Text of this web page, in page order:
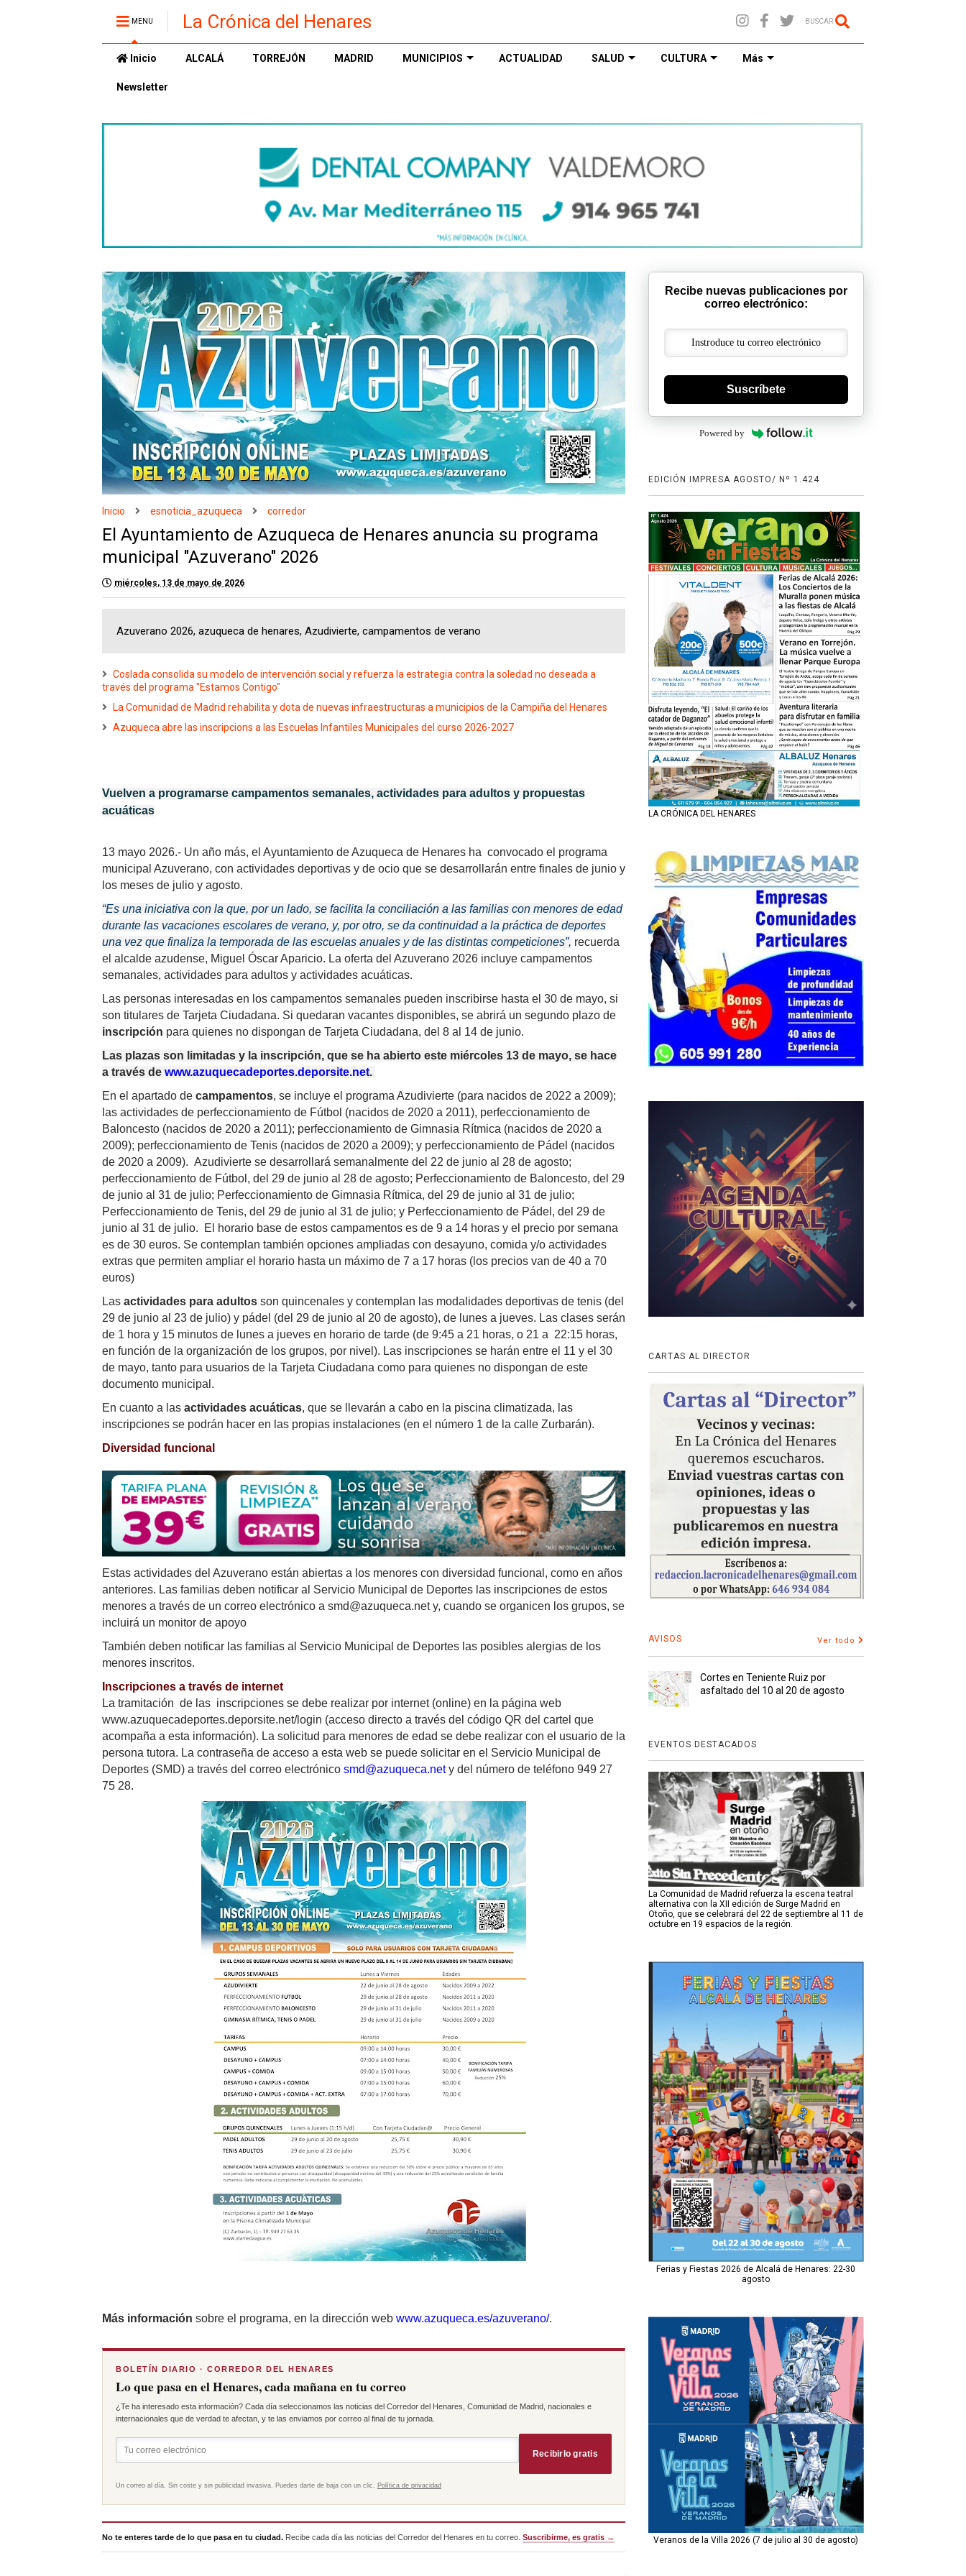
MENU La Crónica del Henares BUSCAR
Inicio ALCALÁ TORREJÓN MADRID MUNICIPIOS ACTUALIDAD SALUD CULTURA Más
Newsletter
Inicio esnoticia_azuqueca corredor
El Ayuntamiento de Azuqueca de Henares anuncia su programa
municipal "Azuverano" 2026
miércoles, 13 de mayo de 2026
Azuverano 2026, azuqueca de henares, Azudivierte, campamentos de verano
Coslada consolida su modelo de intervención social y refuerza la estrategia contra la soledad no deseada a
través del programa "Estamos Contigo"
La Comunidad de Madrid rehabilita y dota de nuevas infraestructuras a municipios de la Campiña del Henares
Azuqueca abre las inscripcions a las Escuelas Infantiles Municipales del curso 2026-2027
Vuelven a programarse campamentos semanales, actividades para adultos y propuestas
acuáticas
13 mayo 2026.- Un año más, el Ayuntamiento de Azuqueca de Henares ha convocado el programa
municipal Azuverano, con actividades deportivas y de ocio que se desarrollarán entre finales de junio y
los meses de julio y agosto.
“Es una iniciativa con la que, por un lado, se facilita la conciliación a las familias con menores de edad
durante las vacaciones escolares de verano, y, por otro, se da continuidad a la práctica de deportes
una vez que finaliza la temporada de las escuelas anuales y de las distintas competiciones”, recuerda
el alcalde azudense, Miguel Óscar Aparicio. La oferta del Azuverano 2026 incluye campamentos
semanales, actividades para adultos y actividades acuáticas.
Las personas interesadas en los campamentos semanales pueden inscribirse hasta el 30 de mayo, si
son titulares de Tarjeta Ciudadana. Si quedaran vacantes disponibles, se abrirá un segundo plazo de
inscripción para quienes no dispongan de Tarjeta Ciudadana, del 8 al 14 de junio.
Las plazas son limitadas y la inscripción, que se ha abierto este miércoles 13 de mayo, se hace
a través de www.azuquecadeportes.deporsite.net.
En el apartado de campamentos, se incluye el programa Azudivierte (para nacidos de 2022 a 2009);
las actividades de perfeccionamiento de Fútbol (nacidos de 2020 a 2011), perfeccionamiento de
Baloncesto (nacidos de 2020 a 2011); perfeccionamiento de Gimnasia Rítmica (nacidos de 2020 a
2009); perfeccionamiento de Tenis (nacidos de 2020 a 2009); y perfeccionamiento de Pádel (nacidos
de 2020 a 2009). Azudivierte se desarrollará semanalmente del 22 de junio al 28 de agosto;
perfeccionamiento de Fútbol, del 29 de junio al 28 de agosto; Perfeccionamiento de Baloncesto, del 29
de junio al 31 de julio; Perfeccionamiento de Gimnasia Rítmica, del 29 de junio al 31 de julio;
Perfeccionamiento de Tenis, del 29 de junio al 31 de julio; y Perfeccionamiento de Pádel, del 29 de
junio al 31 de julio. El horario base de estos campamentos es de 9 a 14 horas y el precio por semana
es de 30 euros. Se contemplan también opciones ampliadas con desayuno, comida y/o actividades
extras que permiten ampliar el horario hasta un máximo de 7 a 17 horas (los precios van de 40 a 70
euros)
Las actividades para adultos son quincenales y contemplan las modalidades deportivas de tenis (del
29 de junio al 23 de julio) y pádel (del 29 de junio al 20 de agosto), de lunes a jueves. Las clases serán
de 1 hora y 15 minutos de lunes a jueves en horario de tarde (de 9:45 a 21 horas, o 21 a 22:15 horas,
en función de la organización de los grupos, por nivel). Las inscripciones se harán entre el 11 y el 30
de mayo, tanto para usuarios de la Tarjeta Ciudadana como para quienes no dispongan de este
documento municipal.
En cuanto a las actividades acuáticas, que se llevarán a cabo en la piscina climatizada, las
inscripciones se podrán hacer en las propias instalaciones (en el número 1 de la calle Zurbarán).
Diversidad funcional
Estas actividades del Azuverano están abiertas a los menores con diversidad funcional, como en años
anteriores. Las familias deben notificar al Servicio Municipal de Deportes las inscripciones de estos
menores a través de un correo electrónico a smd@azuqueca.net y, cuando se organicen los grupos, se
incluirá un monitor de apoyo
También deben notificar las familias al Servicio Municipal de Deportes las posibles alergias de los
menores inscritos.
Inscripciones a través de internet
La tramitación de las inscripciones se debe realizar por internet (online) en la página web
www.azuquecadeportes.deporsite.net/login (acceso directo a través del código QR del cartel que
acompaña a esta información). La solicitud para menores de edad se debe realizar con el usuario de la
persona tutora. La contraseña de acceso a esta web se puede solicitar en el Servicio Municipal de
Deportes (SMD) a través del correo electrónico smd@azuqueca.net y del número de teléfono 949 27
75 28.
Más información sobre el programa, en la dirección web www.azuqueca.es/azuverano/.
BOLETÍN DIARIO · CORREDOR DEL HENARES
Lo que pasa en el Henares, cada mañana en tu correo
¿Te ha interesado esta información? Cada día seleccionamos las noticias del Corredor del Henares, Comunidad de Madrid, nacionales e
internacionales que de verdad te afectan, y te las enviamos por correo al final de tu jornada.
Recibirlo gratis
Un correo al día. Sin coste y sin publicidad invasiva. Puedes darte de baja con un clic. Política de privacidad
No te enteres tarde de lo que pasa en tu ciudad. Recibe cada día las noticias del Corredor del Henares en tu correo. Suscribirme, es gratis →
Recibe nuevas publicaciones por
correo electrónico:
Suscríbete
Powered by
EDICIÓN IMPRESA AGOSTO/ Nº 1.424
LA CRÓNICA DEL HENARES
CARTAS AL DIRECTOR
AVISOS Ver todo
Cortes en Teniente Ruiz por
asfaltado del 10 al 20 de agosto
EVENTOS DESTACADOS
La Comunidad de Madrid refuerza la escena teatral
alternativa con la XII edición de Surge Madrid en
Otoño, que se celebrará del 22 de septiembre al 11 de
octubre en 19 espacios de la región.
Ferias y Fiestas 2026 de Alcalá de Henares: 22-30
agosto
Veranos de la Villa 2026 (7 de julio al 30 de agosto)